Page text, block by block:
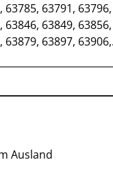
63785, 63791, 63796,
63846, 63849, 63856,
63879, 63897, 63906,
Ausland